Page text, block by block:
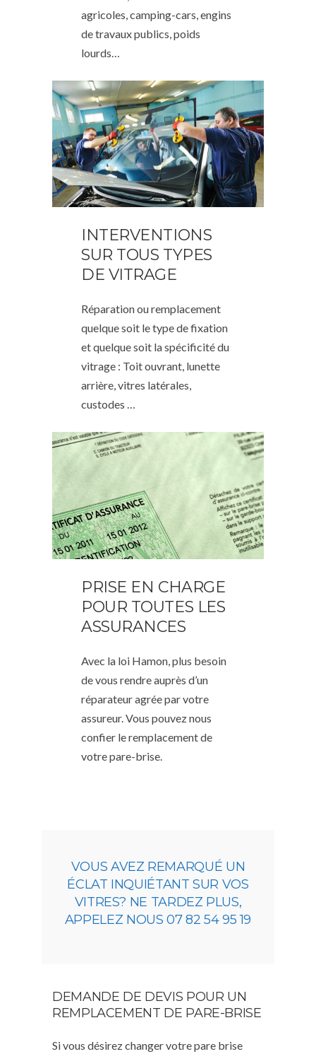
agricoles, camping-cars, engins
de travaux publics, poids
lourds…
INTERVENTIONS
SUR TOUS TYPES
DE VITRAGE
Réparation ou remplacement
quelque soit le type de fixation
et quelque soit la spécificité du
vitrage : Toit ouvrant, lunette
arrière, vitres latérales,
custodes …
PRISE EN CHARGE
POUR TOUTES LES
ASSURANCES
Avec la loi Hamon, plus besoin
de vous rendre auprès d’un
réparateur agrée par votre
assureur. Vous pouvez nous
confier le remplacement de
votre pare-brise.
VOUS AVEZ REMARQUÉ UN
ÉCLAT INQUIÉTANT SUR VOS
VITRES? NE TARDEZ PLUS,
APPELEZ NOUS 07 82 54 95 19
DEMANDE DE DEVIS POUR UN
REMPLACEMENT DE PARE-BRISE
Si vous désirez changer votre pare brise